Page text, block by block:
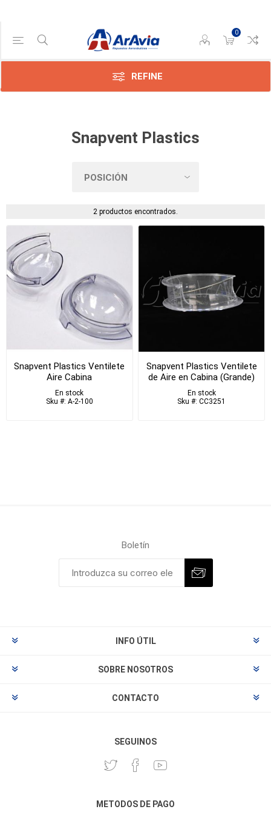
0
REFINE
Snapvent Plastics
2 productos encontrados.
Snapvent Plastics Ventilete
Aire Cabina
En stock
Sku #: A-2-100
Snapvent Plastics Ventilete
de Aire en Cabina (Grande)
En stock
Sku #: CC3251
Categoría
Interior
Boletín
INFO ÚTIL
SOBRE NOSOTROS
CONTACTO
SEGUINOS
METODOS DE PAGO